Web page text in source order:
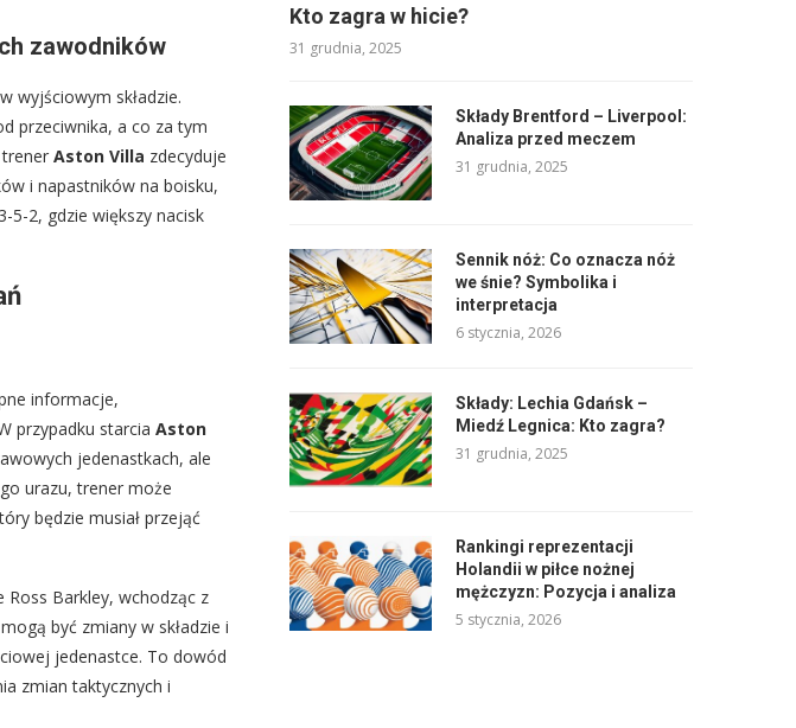
zawodników
wyjściowym składzie.
przeciwnika, a co za tym
Aston Villa zdecyduje
i napastników na boisku,
5-2, gdzie większy nacisk
informacje,
przypadku starcia Aston
jedenastkach, ale
urazu, trener może
będzie musiał przejąć
Ross Barkley, wchodząc z
być zmiany w składzie i
jedenastce. To dowód
zmian taktycznych i
Kto zagra w hicie?
31 grudnia, 2025
Składy Brentford – Liverpool:
Analiza przed meczem
31 grudnia, 2025
Sennik nóż: Co oznacza nóż
we śnie? Symbolika i
interpretacja
6 stycznia, 2026
Składy: Lechia Gdańsk –
Miedź Legnica: Kto zagra?
31 grudnia, 2025
Rankingi reprezentacji
Holandii w piłce nożnej
mężczyzn: Pozycja i analiza
5 stycznia, 2026